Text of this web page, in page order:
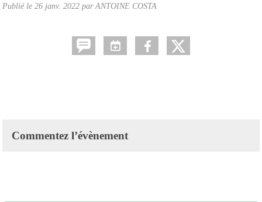
Publié le 26 janv. 2022 par ANTOINE COSTA
Commentez l’évènement